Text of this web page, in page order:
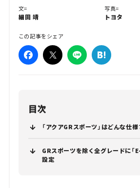
文=
細田 靖
写真=
トヨタ
この記事をシェア
目次
「アクアGRスポーツ」はどんな仕様
GRスポーツを除く全グレードに「
設定